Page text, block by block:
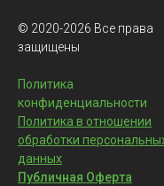
© 2020-2026 Все права
защищены
Политика
конфиденциальности
Политика в отношении
обработки
данных
Публичная Оферта